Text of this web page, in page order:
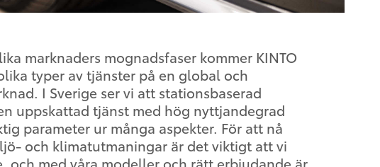
marknaders mognadsfaser kommer KINTO
typer av tjänster på en global och
I Sverige ser vi att stationsbaserad
uppskattad tjänst med hög nyttjandegrad
parameter ur många aspekter. För att nå
och klimatutmaningar är det viktigt att vi